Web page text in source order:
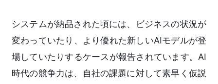
システムが納品された頃には、ビジネスの状況が
変わっていたり、より優れた新しいAIモデルが登
場していたりするケースが報告されています。AI
時代の競争力は、自社の課題に対して素早く仮説